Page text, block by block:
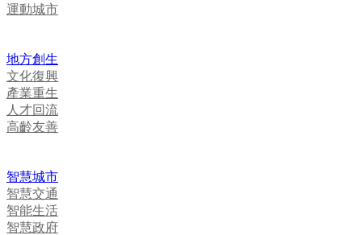
運動城市
地方創生
文化復興
產業重生
人才回流
高齡友善
智慧城市
智慧交通
智能生活
智慧政府